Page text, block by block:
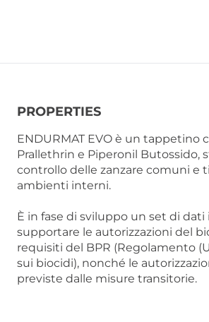
PROPERTIES
ENDURMAT EVO è un tappetino
Prallethrin e Piperonil Butossido,
controllo delle zanzare comuni e
ambienti interni.
È in fase di sviluppo un set di dati
supportare le autorizzazioni del
requisiti del BPR (Regolamento
sui biocidi), nonché le
previste dalle misure transitorie.